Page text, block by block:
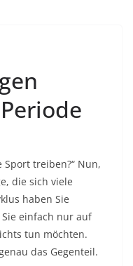
treiben?“ Nun,
die sich viele
haben Sie
einfach nur auf
tun möchten.
das Gegenteil.